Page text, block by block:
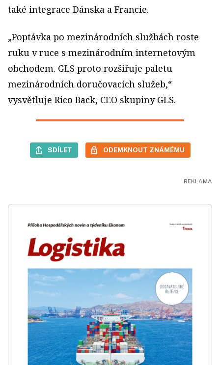
také integrace Dánska a Francie.
„Poptávka po mezinárodních službách roste
ruku v ruce s mezinárodním internetovým
obchodem. GLS proto rozšiřuje paletu
mezinárodních doručovacích služeb,“
vysvětluje Rico Back, CEO skupiny GLS.
SDÍLET ODEMKNOUT ZNÁMÉMU